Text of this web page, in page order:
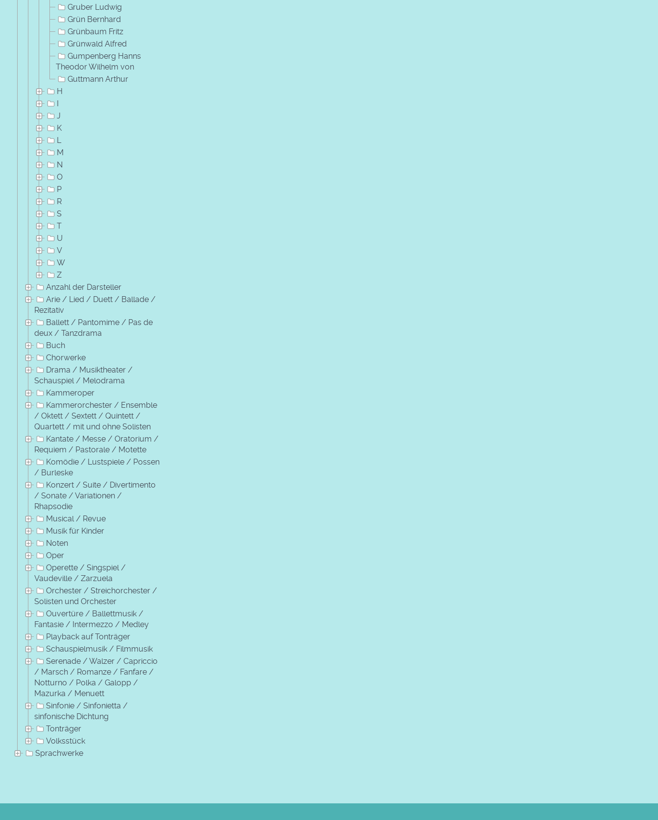
Gruber Ludwig
Grün Bernhard
Grünbaum Fritz
Grünwald Alfred
Gumpenberg Hanns
Theodor Wilhelm von
Guttmann Arthur
H
I
J
K
L
M
N
O
P
R
S
T
U
V
W
Z
Anzahl der Darsteller
Arie / Lied / Duett / Ballade /
Rezitativ
Ballett / Pantomime / Pas de
deux / Tanzdrama
Buch
Chorwerke
Drama / Musiktheater /
Schauspiel / Melodrama
Kammeroper
Kammerorchester / Ensemble
/ Oktett / Sextett / Quintett /
Quartett / mit und ohne Solisten
Kantate / Messe / Oratorium /
Requiem / Pastorale / Motette
Komödie / Lustspiele / Possen
/ Burleske
Konzert / Suite / Divertimento
/ Sonate / Variationen /
Rhapsodie
Musical / Revue
Musik für Kinder
Noten
Oper
Operette / Singspiel /
Vaudeville / Zarzuela
Orchester / Streichorchester /
Solisten und Orchester
Ouvertüre / Ballettmusik /
Fantasie / Intermezzo / Medley
Playback auf Tonträger
Schauspielmusik / Filmmusik
Serenade / Walzer / Capriccio
/ Marsch / Romanze / Fanfare /
Notturno / Polka / Galopp /
Mazurka / Menuett
Sinfonie / Sinfonietta /
sinfonische Dichtung
Tonträger
Volksstück
Sprachwerke